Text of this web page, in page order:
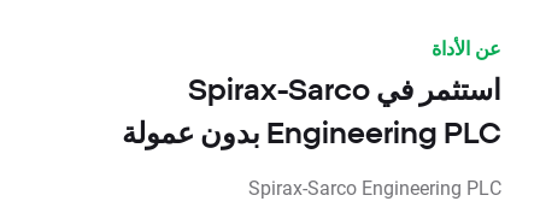
عن الأداة
استثمر في Spirax-Sarco
Engineering PLC بدون عمولة
Spirax-Sarco Engineering PLC